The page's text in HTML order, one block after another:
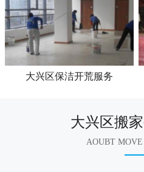
大兴区保洁开荒服务
大兴区搬
AOUBT